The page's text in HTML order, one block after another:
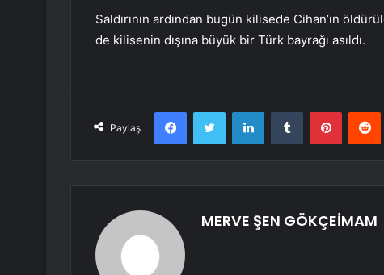
Saldırının ardından bugün kilisede Cihan’ın
de kilisenin dışına büyük bir Türk bayrağı asıldı.
Paylaş
FacebookTwitter LinkedInTumblr Pinterest
MERVE ŞEN GÖKÇEİMAM